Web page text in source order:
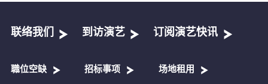
联络我们 到访演艺 订阅演艺快讯
職位空缺 招标事项 场地租用